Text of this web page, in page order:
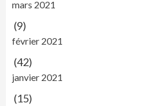
mars 2021
(9)
février 2021
(42)
janvier 2021
(15)